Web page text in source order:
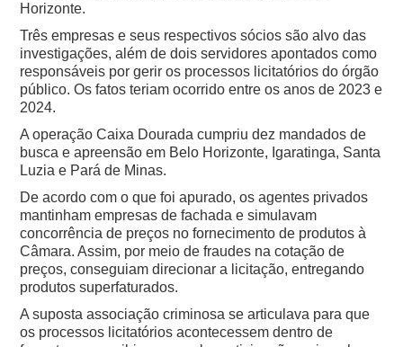
Horizonte.
Três empresas e seus respectivos sócios são alvo das
investigações, além de dois servidores apontados como
responsáveis por gerir os processos licitatórios do órgão
público. Os fatos teriam ocorrido entre os anos de 2023 e
2024.
A operação Caixa Dourada cumpriu dez mandados de
busca e apreensão em Belo Horizonte, Igaratinga, Santa
Luzia e Pará de Minas.
De acordo com o que foi apurado, os agentes privados
mantinham empresas de fachada e simulavam
concorrência de preços no fornecimento de produtos à
Câmara. Assim, por meio de fraudes na cotação de
preços, conseguiam direcionar a licitação, entregando
produtos superfaturados.
A suposta associação criminosa se articulava para que
os processos licitatórios acontecessem dentro de